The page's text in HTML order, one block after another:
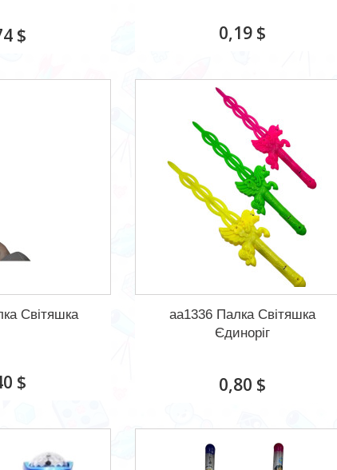
$ 0,19 $
Світяшка
$
aa1336 Палка Світяшка
Єдиноріг
0,80 $